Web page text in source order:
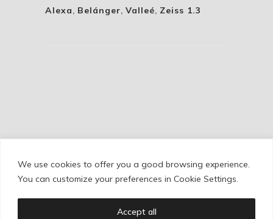
We use cookies to offer you a good browsing experience.
You can customize your preferences in Cookie Settings.
Accept all
Alexa, Belánger, Valleé, Zeiss 1.3
Cookie Policy/Privacy Policy /Legal Warning